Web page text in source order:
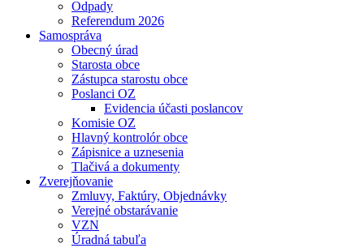
Odpady
Referendum 2026
Samospráva
Obecný úrad
Starosta obce
Zástupca starostu obce
Poslanci OZ
Evidencia účasti poslancov
Komisie OZ
Hlavný kontrolór obce
Zápisnice a uznesenia
Tlačivá a dokumenty
Zverejňovanie
Zmluvy, Faktúry, Objednávky
Verejné obstarávanie
VZN
Úradná tabuľa